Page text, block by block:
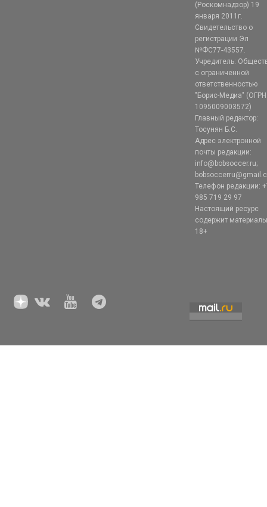
(Роскомнадзор) 19
января 2011г.
Свидетельство о
регистрации Эл
№ФС77-43557.
Учредитель:
с ограниченной
ответственностью
"Борис-Медиа" (ОГРН
1095009003572)
Главный редактор:
Тосунян Б.С.
Адрес электронной
почты редакции:
info@bobsoccer.ru;
Телефон редакции:
985 719 29 97
Настоящий ресурс
содержит
18+